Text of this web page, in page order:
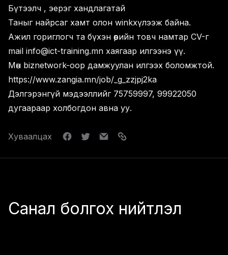
Бүтээлч , эерэг хандлагатай
Таныг найрсаг хамт олон winkхүлээж байна.
Ажил гориглогч та бүхэн өөрийн товч намтар CV-г
mail info@ict-training.mn хаягаар илгээнэ үү.
Мөн biznetwork-оор дамжуулан илгээх боломжтой.
https://www.zangia.mn/job/_g_zzjpj2ka
Дэлгэрэнгүй мэдээллийг 75759997, 99922050
дугаараар холбогдон авна уу.
Хуваалцах
Санал болгох нийтлэл